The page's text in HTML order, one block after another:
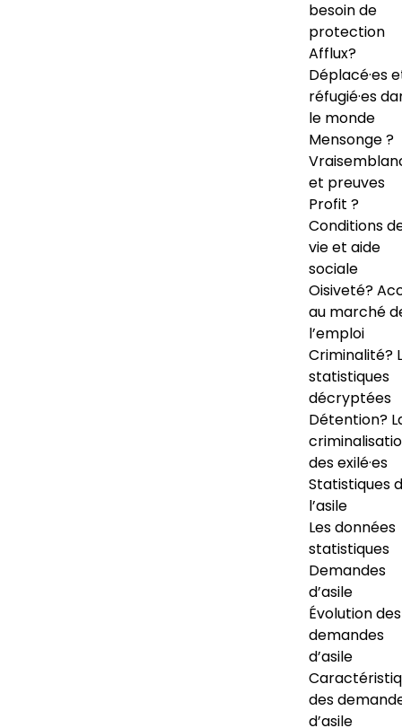
besoin de
protection
Afflux?
Déplacé·es
réfugié·es
le monde
Mensonge ?
et preuves
Profit ?
Conditions
vie et aide
sociale
Oisiveté?
au marché
l’emploi
Criminalité?
statistiques
décryptées
Détention?
des exilé·es
Statistiques
l’asile
Les données
statistiques
Demandes
d’asile
Évolution des
demandes
d’asile
des
d’asile